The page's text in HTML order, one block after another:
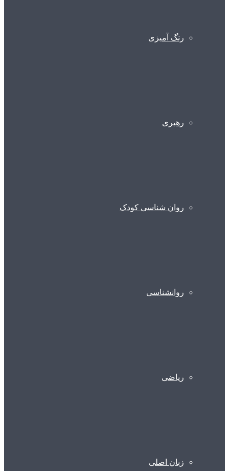
رنگ آمیزی
رهبری
روان شناسی کودک
روانشناسی
ریاضی
زبان اصلی